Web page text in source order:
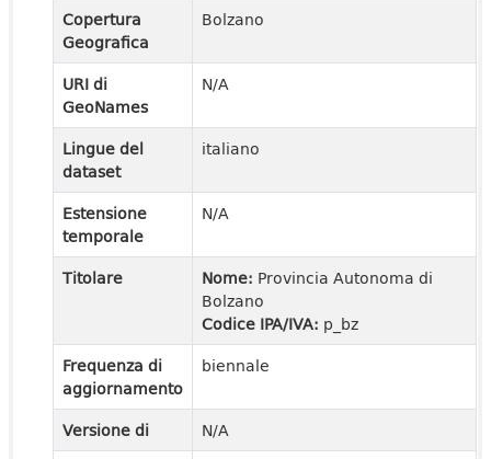
Copertura
Geografica
Bolzano
URI di
GeoNames
N/A
Lingue del
dataset
italiano
Estensione
temporale
N/A
Titolare Nome: Provincia Autonoma di
Bolzano
Codice IPA/IVA: p_bz
Frequenza di
aggiornamento
biennale
Versione di
N/A